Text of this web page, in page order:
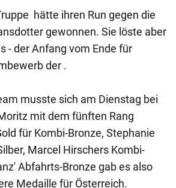
hätte ihren Run gegen die
gewonnen. Sie löste aber
- der Anfang vom Ende für
der .
musste sich am Dienstag bei
mit dem fünften Rang
für Kombi-Bronze, Stephanie
Marcel Hirschers Kombi-
Abfahrts-Bronze gab es also
Medaille für Österreich.